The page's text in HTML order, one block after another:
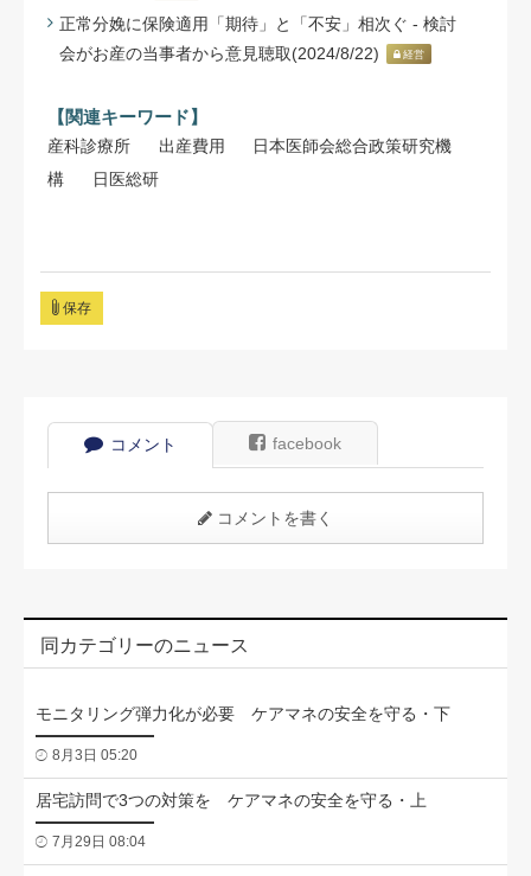
正常分娩に保険適用「期待」と「不安」相次ぐ - 検討
会がお産の当事者から意見聴取(2024/8/22)
経営
【関連キーワード】
産科診療所 出産費用
日本医師会総合政策研究機
構
日医総研
保存
コメント facebook
コメントを書く
同カテゴリーのニュース
モニタリング弾力化が必要 ケアマネの安全を守る・下
8月3日 05:20
居宅訪問で3つの対策を ケアマネの安全を守る・上
7月29日 08:04